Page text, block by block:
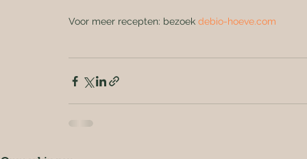
Voor meer recepten: bezoek debio-hoeve.com